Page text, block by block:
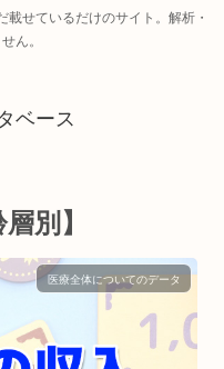
せているだけのサイト。解析・
ん。
ベース
別】
医療全体についてのデータ